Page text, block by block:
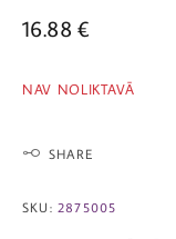
16.88€
NAV NOLIKTAVĀ
SHARE
SKU: 2875005